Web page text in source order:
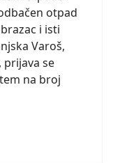
otpad
i isti
Varoš,
prijava se
na broj